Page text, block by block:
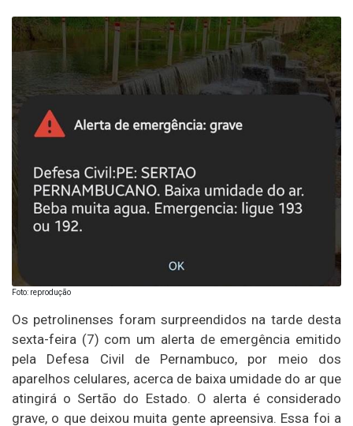
Foto: reprodução
Os petrolinenses foram surpreendidos na tarde desta
sexta-feira (7) com um alerta de emergência emitido
pela Defesa Civil de Pernambuco, por meio dos
aparelhos celulares, acerca de baixa umidade do ar que
atingirá o Sertão do Estado. O alerta é considerado
grave, o que deixou muita gente apreensiva. Essa foi a